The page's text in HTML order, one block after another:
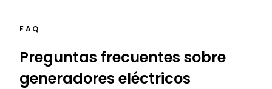
FAQ
Preguntas frecuentes sobre
generadores eléctricos